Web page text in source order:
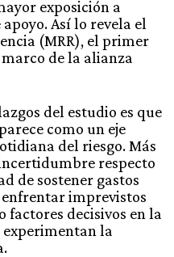
exposición a
Así lo revela el
(MRR), el primer
de la alianza
del estudio es que
como un eje
del riesgo. Más
respecto
de sostener gastos
imprevistos
factores decisivos en la
la